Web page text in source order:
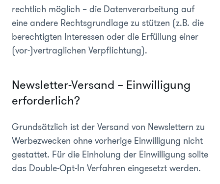
rechtlich möglich – die Datenverarbeitung auf
eine andere Rechtsgrundlage zu stützen (z.B. die
berechtigten Interessen oder die Erfüllung einer
(vor-)vertraglichen Verpflichtung).
Newsletter-Versand – Einwilligung
erforderlich?
Grundsätzlich ist der Versand von Newslettern zu
Werbezwecken ohne vorherige Einwilligung nicht
gestattet. Für die Einholung der Einwilligung sollte
das Double-Opt-In Verfahren eingesetzt werden.